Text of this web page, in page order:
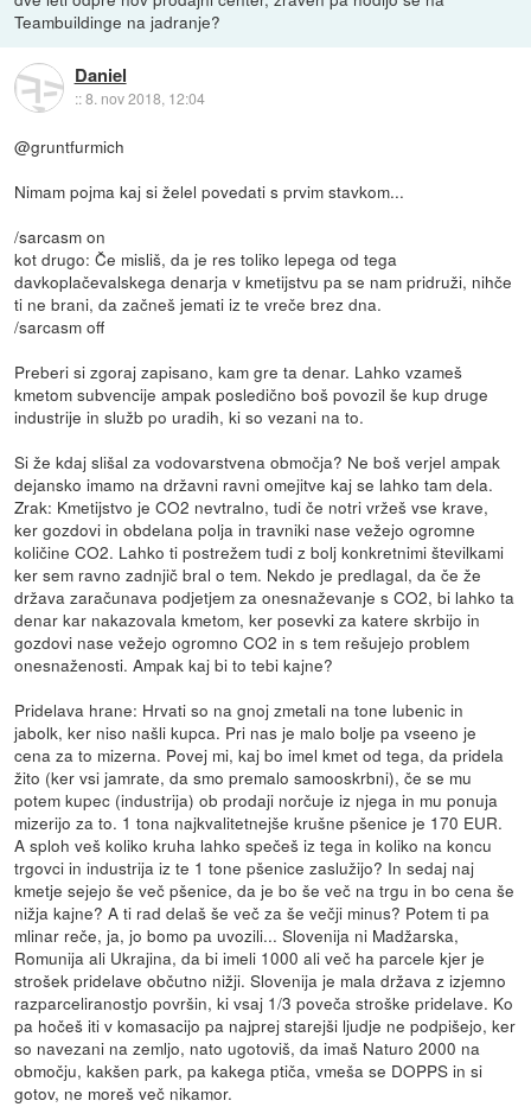
Teambuildinge na jadranje?
Daniel
::8. nov 2018, 12:04
@gruntfurmich
Nimam pojma kaj si želel povedati s prvim stavkom...
/sarcasm on
kot drugo: Če misliš, da je res toliko lepega od tega
davkoplačevalskega denarja v kmetijstvu pa se nam pridruži, nihče
ti ne brani, da začneš jemati iz te vreče brez dna.
/sarcasm off
Preberi si zgoraj zapisano, kam gre ta denar. Lahko vzameš
kmetom subvencije ampak posledično boš povozil še kup druge
industrije in služb po uradih, ki so vezani na to.
Si že kdaj slišal za vodovarstvena območja? Ne boš verjel ampak
dejansko imamo na državni ravni omejitve kaj se lahko tam dela.
Zrak: Kmetijstvo je CO2 nevtralno, tudi če notri vržeš vse krave,
ker gozdovi in obdelana polja in travniki nase vežejo ogromne
količine CO2. Lahko ti postrežem tudi z bolj konkretnimi številkami
ker sem ravno zadnjič bral o tem. Nekdo je predlagal, da če že
država zaračunava podjetjem za onesnaževanje s CO2, bi lahko ta
denar kar nakazovala kmetom, ker posevki za katere skrbijo in
gozdovi nase vežejo ogromno CO2 in s tem rešujejo problem
onesnaženosti. Ampak kaj bi to tebi kajne?
Pridelava hrane: Hrvati so na gnoj zmetali na tone lubenic in
jabolk, ker niso našli kupca. Pri nas je malo bolje pa vseeno je
cena za to mizerna. Povej mi, kaj bo imel kmet od tega, da pridela
žito (ker vsi jamrate, da smo premalo samooskrbni), če se mu
potem kupec (industrija) ob prodaji norčuje iz njega in mu ponuja
mizerijo za to. 1 tona najkvalitetnejše krušne pšenice je 170 EUR.
A sploh veš koliko kruha lahko spečeš iz tega in koliko na koncu
trgovci in industrija iz te 1 tone pšenice zaslužijo? In sedaj naj
kmetje sejejo še več pšenice, da je bo še več na trgu in bo cena še
nižja kajne? A ti rad delaš še več za še večji minus? Potem ti pa
mlinar reče, ja, jo bomo pa uvozili... Slovenija ni Madžarska,
Romunija ali Ukrajina, da bi imeli 1000 ali več ha parcele kjer je
strošek pridelave občutno nižji. Slovenija je mala država z izjemno
razparceliranostjo površin, ki vsaj 1/3 poveča stroške pridelave. Ko
pa hočeš iti v komasacijo pa najprej starejši ljudje ne podpišejo, ker
so navezani na zemljo, nato ugotoviš, da imaš Naturo 2000 na
območju, kakšen park, pa kakega ptiča, vmeša se DOPPS in si
gotov, ne moreš več nikamor.